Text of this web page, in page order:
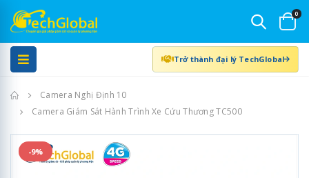
0
Trở thành đại lý TechGlobal
Trang chủCamera Nghị Định 10
Camera Giám Sát Hành Trình Xe Cứu Thương TC500
-9%